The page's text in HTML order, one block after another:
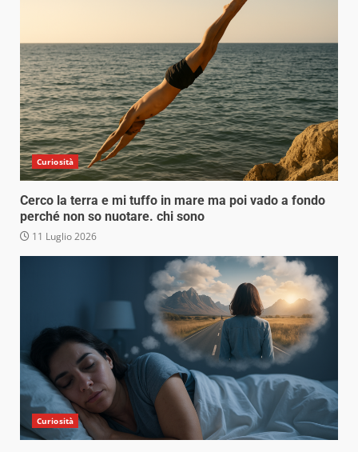
Curiosità
Cerco la terra e mi tuffo in mare ma poi vado a fondo
perché non so nuotare. chi sono
11 Luglio 2026
Curiosità